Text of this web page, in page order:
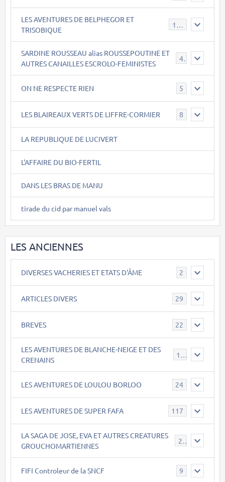
LES AVENTURES DE BELPHEGOR ET
TRISOBIQUE
147
SARDINE ROUSSEAU alias ROUSSEPOUTINE ET
AUTRES CANAILLES ESCROLO-FEMINISTES
40
ON NE RESPECTE RIEN 5
LES BLAIREAUX VERTS DE LIFFRE-CORMIER 8
LA REPUBLIQUE DE LUCIVERT
L'AFFAIRE DU BIO-FERTIL
DANS LES BRAS DE MANU
tirade du cid par manuel vals
LES ANCIENNES
DIVERSES VACHERIES ET ETATS D'ÂME 2
ARTICLES DIVERS 29
BREVES 22
LES AVENTURES DE BLANCHE-NEIGE ET DES
CRENAINS
17
LES AVENTURES DE LOULOU BORLOO 24
LES AVENTURES DE SUPER FAFA 117
LA SAGA DE JOSE, EVA ET AUTRES CREATURES
GROUCHOMARTIENNES
26
FIFI Controleur de la SNCF 9